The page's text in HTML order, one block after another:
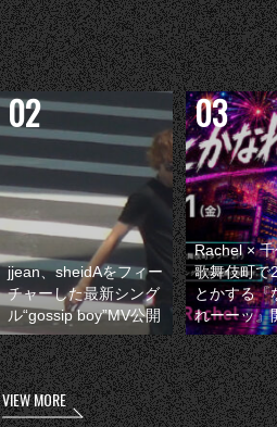
jjean、sheidAをフィー
チャーした最新シング
ル“gossip boy”MV公開
Rachel ×
歌舞伎町で
とかする『
れーーッ』
VIEW MORE